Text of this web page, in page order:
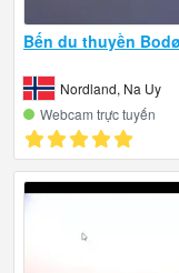
Bến du thuyền Bodø
Nordland, Na Uy
Webcam trực tuyến